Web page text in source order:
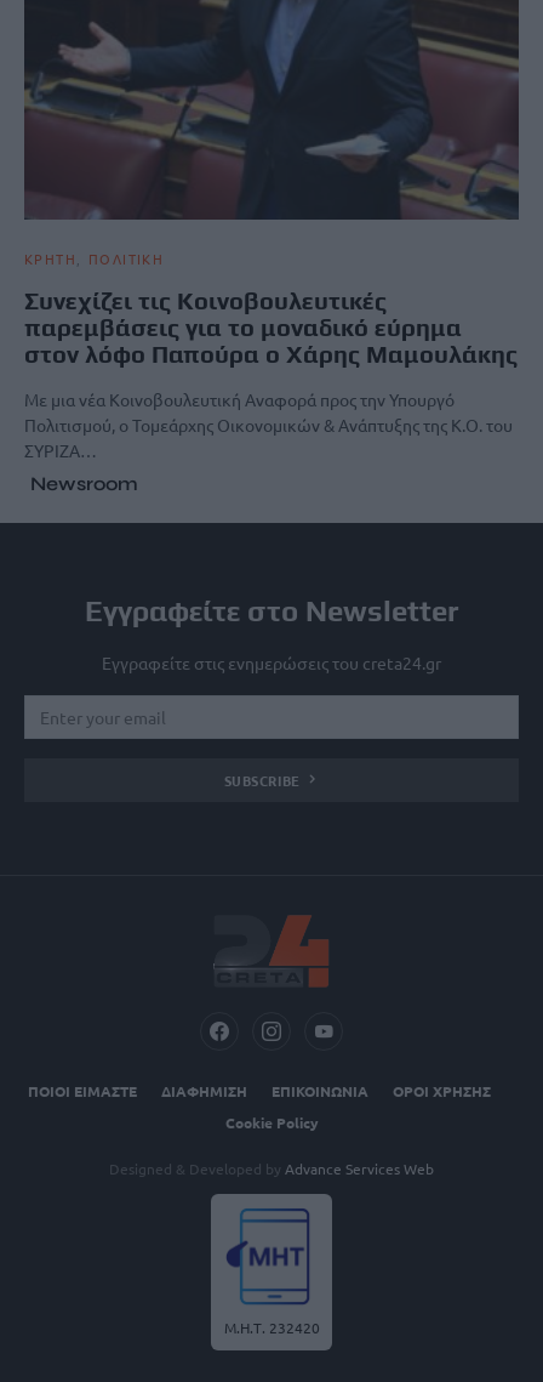
ΚΡΗΤΗ ΠΟΛΙΤΙΚΗ
Συνεχίζει τις Κοινοβουλευτικές
παρεμβάσεις για το μοναδικό εύρημα
στον λόφο Παπούρα ο Χάρης Μαμουλάκης
Με μια νέα Κοινοβουλευτική Αναφορά προς την Υπουργό
Πολιτισμού, ο Τομεάρχης Οικονομικών & Ανάπτυξης της Κ.Ο. του
ΣΥΡΙΖΑ…
Newsroom
Εγγραφείτε στο Newsletter
Εγγραφείτε στις ενημερώσεις του creta24.gr
SUBSCRIBE
ΠΟΙΟΙ ΕΙΜΑΣΤΕ ΔΙΑΦΗΜΙΣΗ ΕΠΙΚΟΙΝΩΝΙΑ
ΟΡΟΙ ΧΡΗΣΗΣ
Cookie Policy
Designed & Developed by Advance Services Web
Μ.Η.Τ. 232420